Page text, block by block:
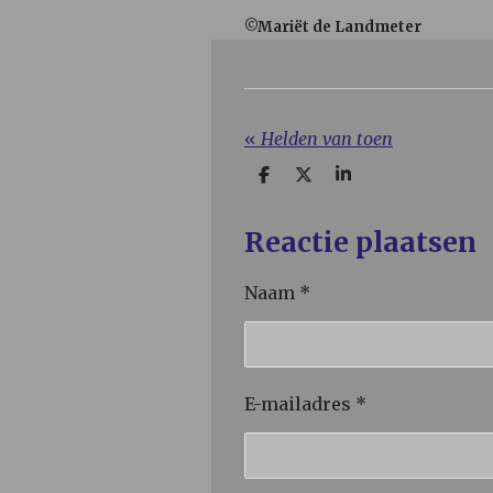
©Mariët de Landmeter
« Helden van toen
D
e
n
D
l
S
r
e
Reactie plaatsen
Naam *
E-mailadres *